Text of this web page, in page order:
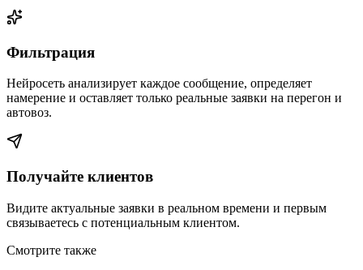
Фильтрация
Нейросеть анализирует каждое сообщение, определяет
намерение и оставляет только реальные заявки на перегон и
автовоз.
Получайте клиентов
Видите актуальные заявки в реальном времени и первым
связываетесь с потенциальным клиентом.
Смотрите также